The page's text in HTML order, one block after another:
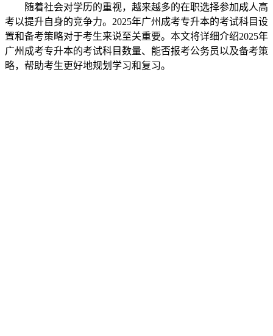
随着社会对学历的重视，越来越多的在职选择参加成人高
考以提升自身的竞争力。2025年广州成考专升本的考试科目设
置和备考策略对于考生来说至关重要。本文将详细介绍2025年
广州成考专升本的考试科目数量、能否报考公务员以及备考策
略，帮助考生更好地规划学习和复习。